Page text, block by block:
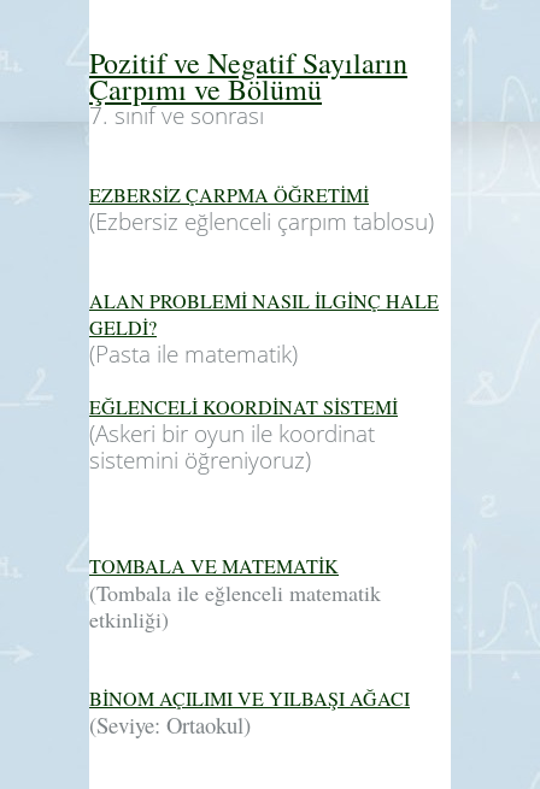
Pozitif ve Negatif Sayıların
Çarpımı ve Bölümü
7. sınıf ve sonrası
EZBERSİZ ÇARPMA ÖĞRETİMİ
(Ezbersiz eğlenceli çarpım tablosu)
ALAN PROBLEMİ NASIL İLGİNÇ HALE
GELDİ?
(Pasta ile matematik)
EĞLENCELİ KOORDİNAT SİSTEMİ
(Askeri bir oyun ile koordinat
sistemini öğreniyoruz)
TOMBALA VE MATEMATİK
(Tombala ile eğlenceli matematik
etkinliği)
BİNOM AÇILIMI VE YILBAŞI AĞACI
(Seviye: Ortaokul)